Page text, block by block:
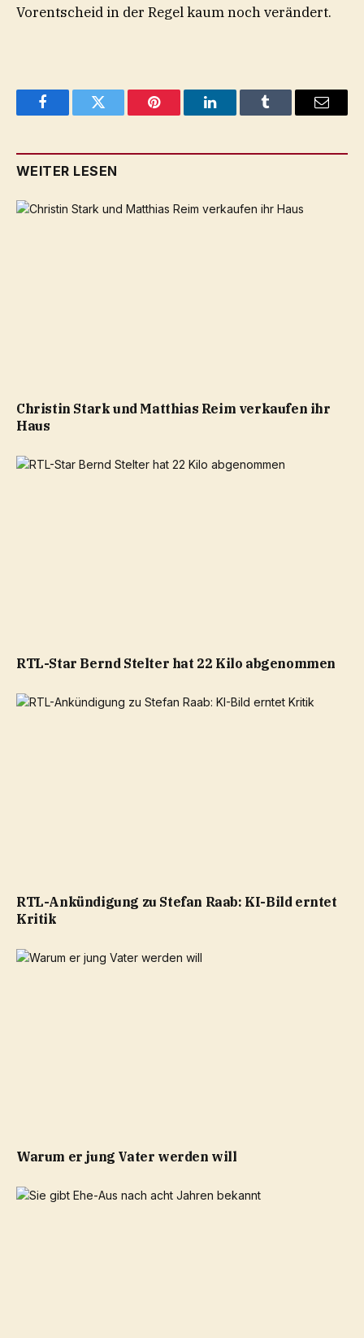
Vorentscheid in der Regel kaum noch verändert.
FacebookTwitter Pinterest LinkedInTumblr Email
WEITER LESEN
Christin Stark und Matthias Reim verkaufen ihr
Haus
RTL-Star Bernd Stelter hat 22 Kilo abgenommen
RTL-Ankündigung zu Stefan Raab: KI-Bild erntet
Kritik
Warum er jung Vater werden will